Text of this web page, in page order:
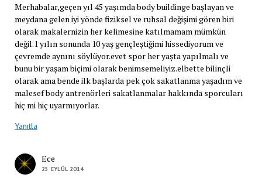
Merhabalar,geçen yıl 45 yaşımda body buildinge başlayan ve
meydana gelen iyi yönde fiziksel ve ruhsal değişimi gören biri
olarak makalernizin her kelimesine katılmamam mümkün
değil.1 yılın sonunda 10 yaş gençleştiğimi hissediyorum ve
çevremde aynını söylüyor.evet spor her yaşta yapılmalı ve
bunu bir yaşam biçimi olarak benimsemeliyiz.elbette bilinçli
olarak ama bende ilk başlarda pek çok sakatlanma yaşadım ve
malesef body antrenörleri sakatlanmalar hakkında sporcuları
hiç mi hiç uyarmıyorlar.
Yanıtla
Ece
25 EYLÜL 2014